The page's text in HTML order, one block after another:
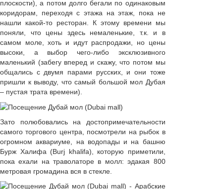
плоскости), а потом долго бегали по одинаковым
коридорам, переходя с этажа на этаж, пока не
нашли какой-то ресторан. К этому времени мы
поняли, что цены здесь немаленькие, т.к. и в
самом моле, хоть и идут распродажи, но цены
высоки, а выбор чего-либо эксклюзивного
маленький (забегу вперед и скажу, что потом мы
общались с двумя парами русских, и они тоже
пришли к выводу, что самый большой мол Дубая
– пустая трата времени).
Зато полюбовались на достопримечательности
самого торгового центра, посмотрели на рыбок в
огромном аквариуме, на водопады и на башню
Бурж Халифа (Burj khalifa), которую приметили,
пока ехали на траволаторе в молл: эдакая 800
метровая громадина вся в стекле.